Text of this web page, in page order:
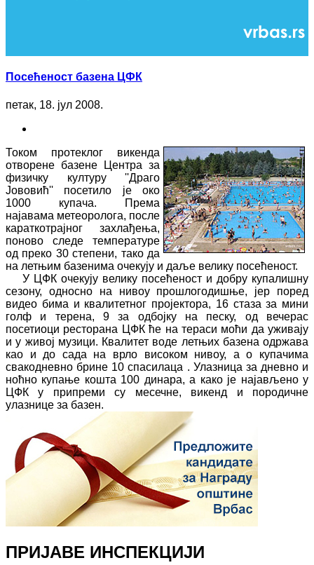
Посећеност базена ЦФК
петак, 18. јул 2008.
Током протеклог викенда
отворене базене Центра за
физичку културу ''Драго
Јововић'' посетило је око
1000 купача. Према
најавама метеоролога, после
караткотрајног захлађења,
поново следе температуре
од преко 30 степени, тако да
на летњим базенима очекују и даље велику посећеност.
У ЦФК очекују велику посећеност и добру купалишну
сезону, односно на нивоу прошлогодишње, јер поред
видео бима и квалитетног пројектора, 16 стаза за мини
голф и терена, 9 за одбојку на песку, од вечерас
посетиоци ресторана ЦФК ће на тераси моћи да уживају
и у живој музици. Квалитет воде летњих базена одржава
као и до сада на врло високом нивоу, а о купачима
свакодневно брине 10 спасилаца . Улазница за дневно и
ноћно купање кошта 100 динара, а како је најављено у
ЦФК у припреми су месечне, викенд и породичне
улазнице за базен.
ПРИЈАВЕ ИНСПЕКЦИЈИ